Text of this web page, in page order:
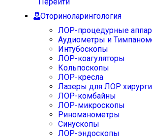
Оториноларингология
ЛОР-процедурные
Аудиометры и
Интубоскопы
ЛОР-коагуляторы
Кольпоскопы
ЛОР-кресла
Лазеры для ЛОР
ЛОР-комбайны
ЛОР-микроскопы
Риноманометры
Синускопы
ЛОР-эндоскопы